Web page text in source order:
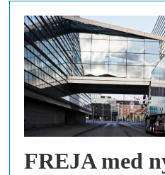
FREJA med